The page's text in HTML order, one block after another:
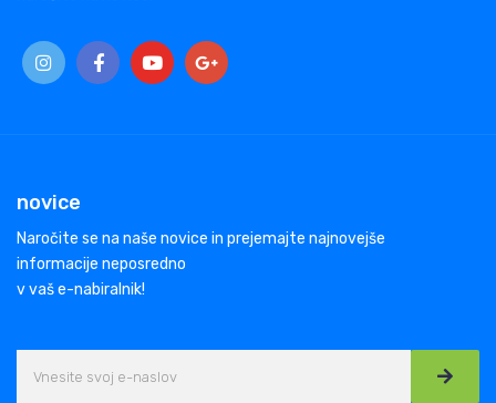
novice
Naročite se na naše novice in prejemajte najnovejše
informacije neposredno
v vaš e-nabiralnik!